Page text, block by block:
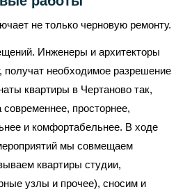
не только черновую ремонту.
Инженеры и архитекторы
получат необходимое разрешение
квартиры в Чертаново так,
просторнее,
и комфортабельнее. В ходе
мы совмещаем
квартиры студии,
узлы и прочее), сносим и